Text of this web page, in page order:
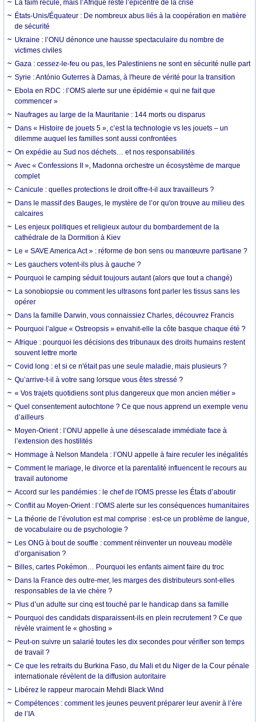
La faim recule, mais l’Afrique reste l’épicentre de la crise
États-Unis/Équateur : De nombreux abus liés à la coopération en matière
de sécurité
Ukraine : l’ONU dénonce une hausse spectaculaire du nombre de
victimes civiles
Gaza : cessez-le-feu ou pas, les Palestiniens ne sont en sécurité nulle part
Syrie : António Guterres à Damas, à l'heure de vérité pour la transition
Ebola en RDC : l’OMS alerte sur une épidémie « qui ne fait que
commencer »
Naufrages au large de la Mauritanie : 144 morts ou disparus
Dans « Histoire de jouets 5 », c’est la technologie vs les jouets – un
dilemme auquel les familles sont aussi confrontées
On expédie au Sud nos déchets… et nos responsabilités
Avec « Confessions II », Madonna orchestre un écosystème de marque
complet
Canicule : quelles protections le droit offre-t-il aux travailleurs ?
Dans le massif des Bauges, le mystère de l’or qu'on trouve au milieu des
calcaires
Les enjeux politiques et religieux autour du bombardement de la
cathédrale de la Dormition à Kiev
Le « SAVE America Act » : réforme de bon sens ou manœuvre partisane ?
Les gauchers votent-ils plus à gauche ?
Pourquoi le camping séduit toujours autant (alors que tout a changé)
La sonobiopsie ou comment les ultrasons font parler les tissus sans les
opérer
Dans la famille Darwin, vous connaissiez Charles, découvrez Francis
Pourquoi l’algue « Ostreopsis » envahit-elle la côte basque chaque été ?
Afrique : pourquoi les décisions des tribunaux des droits humains restent
souvent lettre morte
Covid long : et si ce n'était pas une seule maladie, mais plusieurs ?
Qu’arrive-t-il à votre sang lorsque vous êtes stressé ?
« Vos trajets quotidiens sont plus dangereux que mon ancien métier »
Quel consentement autochtone ? Ce que nous apprend un exemple venu
d’ailleurs
Moyen-Orient : l’ONU appelle à une désescalade immédiate face à
l’extension des hostilités
Hommage à Nelson Mandela : l’ONU appelle à faire reculer les inégalités
Comment le mariage, le divorce et la parentalité influencent le recours au
travail autonome
Accord sur les pandémies : le chef de l'OMS presse les États d’aboutir
Conflit au Moyen-Orient : l’OMS alerte sur les conséquences humanitaires
La théorie de l’évolution est mal comprise : est-ce un problème de langue,
de vocabulaire ou de psychologie ?
Les ONG à bout de souffle : comment réinventer un nouveau modèle
d’organisation ?
Billes, cartes Pokémon… Pourquoi les enfants aiment faire du troc
Dans la France des outre-mer, les marges des distributeurs sont-elles
responsables de la vie chère ?
Plus d’un adulte sur cinq est touché par le handicap dans sa famille
Pourquoi des candidats disparaissent-ils en plein recrutement ? Ce que
révèle vraiment le « ghosting »
Peut-on suivre un salarié toutes les dix secondes pour vérifier son temps
de travail ?
Ce que les retraits du Burkina Faso, du Mali et du Niger de la Cour pénale
internationale révèlent de la diffusion autoritaire
Libérez le rappeur marocain Mehdi Black Wind
Compétences : comment les jeunes peuvent préparer leur avenir à l’ère
de l’IA